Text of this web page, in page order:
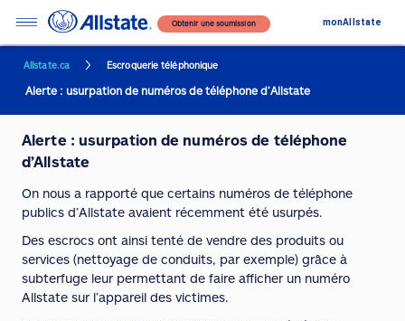
Obtenir une soumission monAllstate
Allstate.ca Escroquerie téléphonique
Alerte : usurpation de numéros de téléphone d’Allstate
Alerte : usurpation de numéros de téléphone
d’Allstate
On nous a rapporté que certains numéros de téléphone
publics d’Allstate avaient récemment été usurpés.
Des escrocs ont ainsi tenté de vendre des produits ou
services (nettoyage de conduits, par exemple) grâce à
subterfuge leur permettant de faire afficher un numéro
Allstate sur l’appareil des victimes.